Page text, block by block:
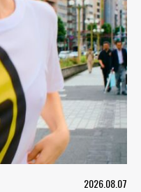
2026.08.07